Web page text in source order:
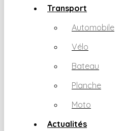
Transport
Automobile
Vélo
Bateau
Planche
Moto
Actualités